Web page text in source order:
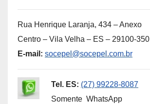
Rua Henrique Laranja, 434 – Anexo
Centro – Vila Velha – ES – 29100-350
E-mail: socepel@socepel.com.br
Tel. ES: (27) 99228-8087
Somente WhatsApp